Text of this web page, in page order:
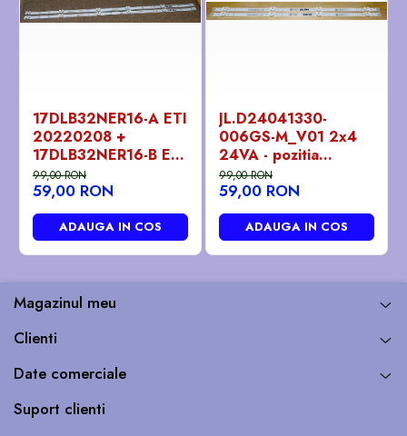
17DLB32NER16-A ETI
20220208 +
17DLB32NER16-B ETI
0220208 benzi /
barete led ieftine -
pozitia PX746 GG07
GG301 GG406
99,00 RON
59,00 RON
ADAUGA IN COS
JL.D24041330-
006GS-M_V01 2x4
24VA - pozitia
GG501
99,00 RON
59,00 RON
ADAUGA IN COS
Magazinul meu
Clienti
Date comerciale
Suport clienti